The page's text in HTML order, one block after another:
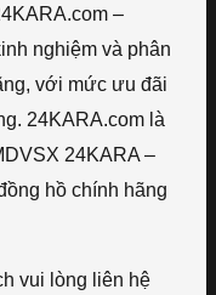
–
nghiệm và phân
với mức ưu đãi
24KARA.com là
24KARA –
hồ chính hãng
vui lòng liên hệ